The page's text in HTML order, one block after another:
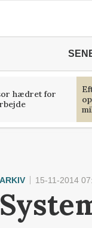
hædret for
ARKIV 15-11-2014